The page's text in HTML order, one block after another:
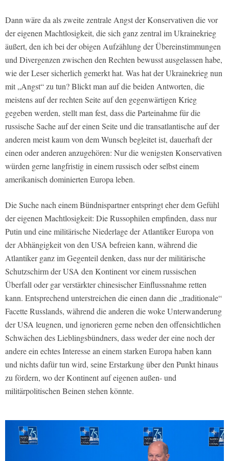
Dann wäre da als zweite zentrale Angst der Konservativen die vor
der eigenen Machtlosigkeit, die sich ganz zentral im Ukrainekrieg
äußert, den ich bei der obigen Aufzählung der Übereinstimmungen
und Divergenzen zwischen den Rechten bewusst ausgelassen habe,
wie der Leser sicherlich gemerkt hat. Was hat der Ukrainekrieg nun
mit „Angst“ zu tun? Blickt man auf die beiden Antworten, die
meistens auf der rechten Seite auf den gegenwärtigen Krieg
gegeben werden, stellt man fest, dass die Parteinahme für die
russische Sache auf der einen Seite und die transatlantische auf der
anderen meist kaum von dem Wunsch begleitet ist, dauerhaft der
einen oder anderen anzugehören: Nur die wenigsten Konservativen
würden gerne langfristig in einem russisch oder selbst einem
amerikanisch dominierten Europa leben.
Die Suche nach einem Bündnispartner entspringt eher dem Gefühl
der eigenen Machtlosigkeit: Die Russophilen empfinden, dass nur
Putin und eine militärische Niederlage der Atlantiker Europa von
der Abhängigkeit von den USA befreien kann, während die
Atlantiker ganz im Gegenteil denken, dass nur der militärische
Schutzschirm der USA den Kontinent vor einem russischen
Überfall oder gar verstärkter chinesischer Einflussnahme retten
kann. Entsprechend unterstreichen die einen dann die „traditionale“
Facette Russlands, während die anderen die woke Unterwanderung
der USA leugnen, und ignorieren gerne neben den offensichtlichen
Schwächen des Lieblingsbündners, dass weder der eine noch der
andere ein echtes Interesse an einem starken Europa haben kann
und nichts dafür tun wird, seine Erstarkung über den Punkt hinaus
zu fördern, wo der Kontinent auf eigenen außen- und
militärpolitischen Beinen stehen könnte.